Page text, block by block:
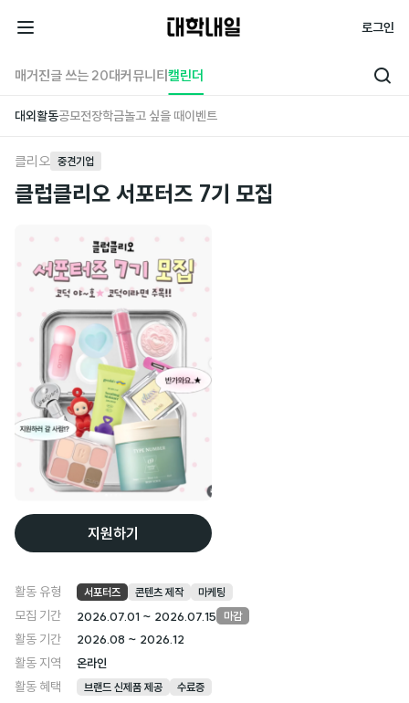
전
체
뉴
로그인
매거진글 쓰는 20대커뮤니티캘린더
검
대외활동공모전장학금놀고 싶을 때이벤트
클리오 중견기업
클럽클리오 서포터즈 7기 모집
지원하기
활동 유형 서포터즈 콘텐츠 제작 마케팅
모집 기간 2026.07.01 ~ 2026.07.15 마감
활동 기간 2026.08 ~ 2026.12
활동 지역 온라인
활동 혜택 브랜드 신제품 제공 수료증